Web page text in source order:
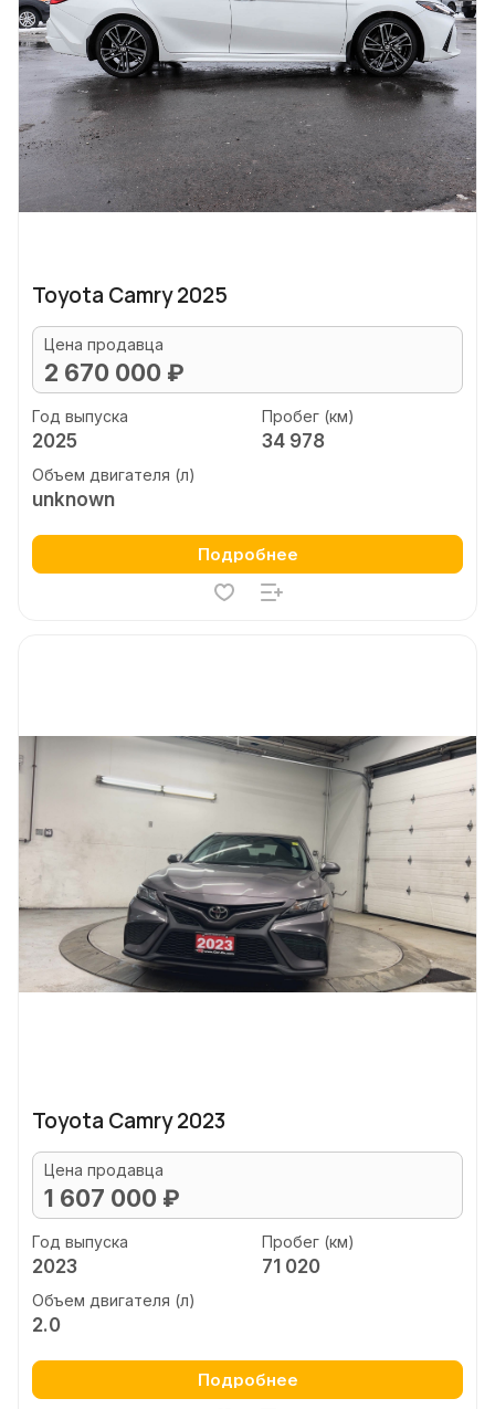
Toyota Camry 2025
Цена продавца
2 670 000 ₽
Год выпуска
2025
Пробег (км)
34 978
Объем двигателя (л)
unknown
Подробнее
Toyota Camry 2023
Цена продавца
1 607 000 ₽
Год выпуска
2023
Пробег (км)
71 020
Объем двигателя (л)
2.0
Подробнее